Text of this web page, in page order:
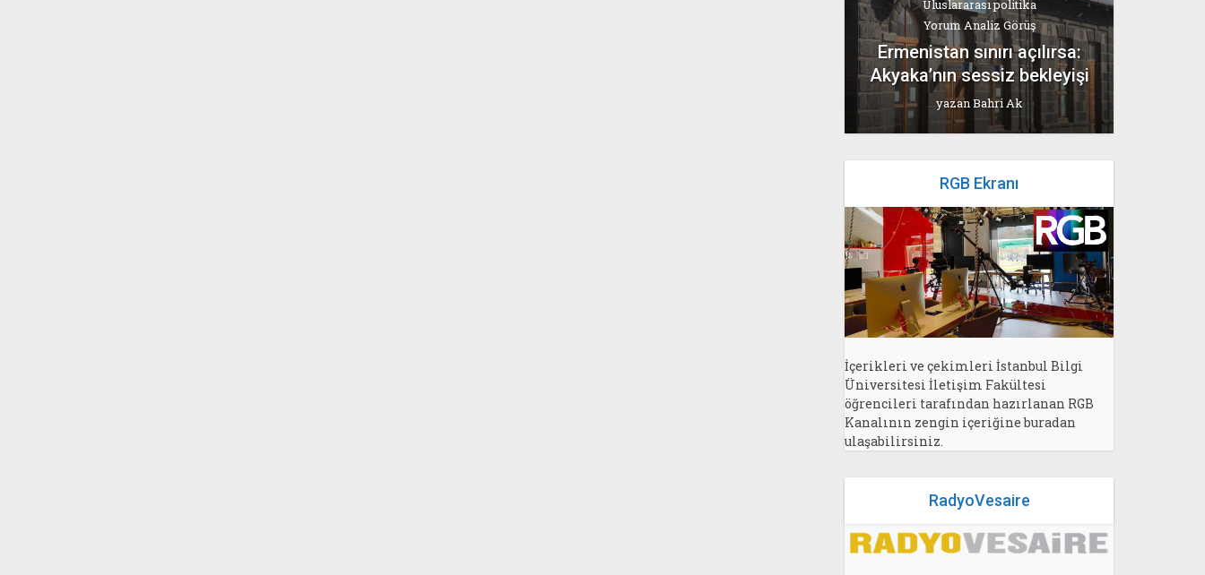
Uluslararası politika
Yorum Analiz Görüş
Ermenistan sınırı açılırsa:
Akyaka’nın sessiz bekleyişi
yazanBahri Ak
RGB Ekranı
İçerikleri ve çekimleri İstanbul Bilgi
Üniversitesi İletişim Fakültesi
öğrencileri tarafından hazırlanan RGB
Kanalının zengin içeriğine buradan
ulaşabilirsiniz.
RadyoVesaire